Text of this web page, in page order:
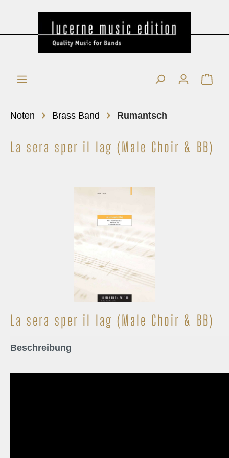
Noten Brass Band Rumantsch
La sera sper il lag (Male Choir & BB)
La sera sper il lag (Male Choir & BB)
Beschreibung